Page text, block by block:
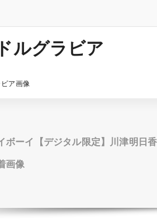
ルグラビア
ア画像
ボーイ【デジタル限定】川津明日
画像